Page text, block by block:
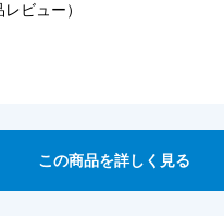
レビュー）
この商品を詳しく見る